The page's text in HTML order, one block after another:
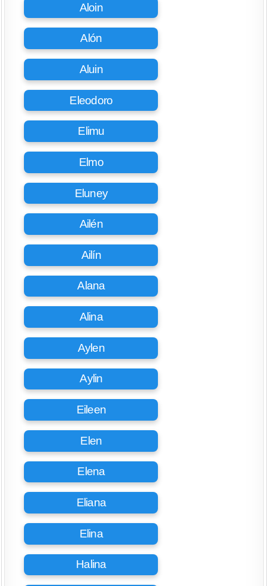
Aloin
Alón
Aluin
Eleodoro
Elimu
Elmo
Eluney
Ailén
Ailín
Alana
Alina
Aylen
Aylin
Eileen
Elen
Elena
Eliana
Elina
Halina